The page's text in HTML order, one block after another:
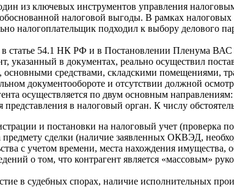
из ключевых инструментов управления
налоговой выгоды. В рамках
налогоплательщик подходил к выбору делового
в статье 54.1 НК РФ и в Постановлении Пленума
указанный в документах, реально осуществил
средствами, складскими помещениями,
документообороте и отсутствии должной
осуществляется по двум основным
в налоговый орган. К числу
и постановки на налоговый учет
предмету сделки (наличие заявленных ОКВЭД,
с учетом времени, места нахождения имущества,
о том, что контрагент является «массовым»
в судебных спорах, наличие исполнительных